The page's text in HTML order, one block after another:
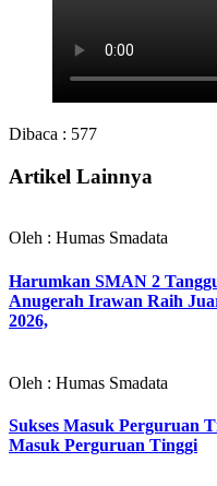
Dibaca : 577
Artikel Lainnya
Oleh : Humas Smadata
Harumkan SMAN 2
Anugerah Irawan Raih
2026,
Oleh : Humas Smadata
Sukses Masuk Perguruan
Masuk Perguruan Tinggi